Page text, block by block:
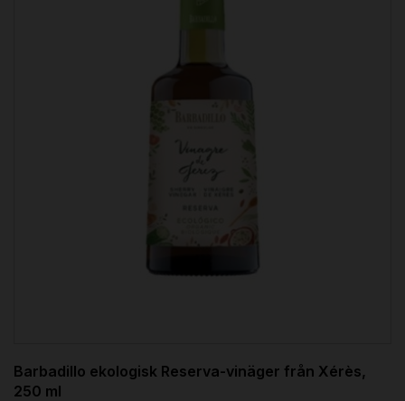
Barbadillo ekologisk Reserva-vinäger från Xérès,
250 ml